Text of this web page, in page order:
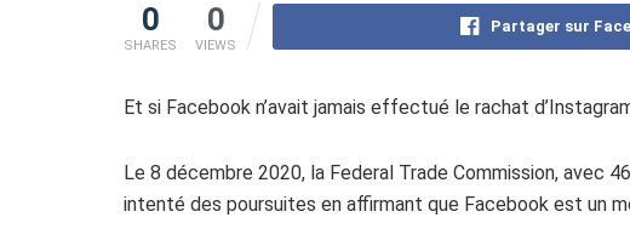
0
SHARES
0
VIEWS
Partager sur
Et si Facebook n’avait jamais effectué le rachat
Le 8 décembre 2020, la Federal Trade Commission, avec
intenté des poursuites en affirmant que Facebook est un